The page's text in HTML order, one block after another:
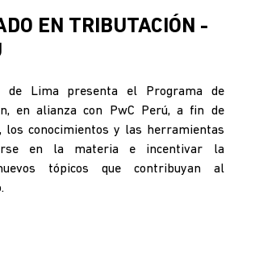
EN TRIBUTACIÓN -
de Lima presenta el Programa de
en alianza con PwC Perú, a fin de
los conocimientos y las herramientas
en la materia e incentivar la
tópicos que contribuyan al